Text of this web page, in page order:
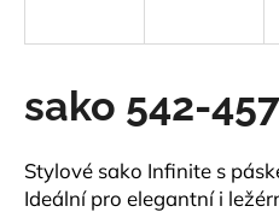
sako 542-457
Stylové sako Infinite s
Ideální pro elegantní i
í
t
?